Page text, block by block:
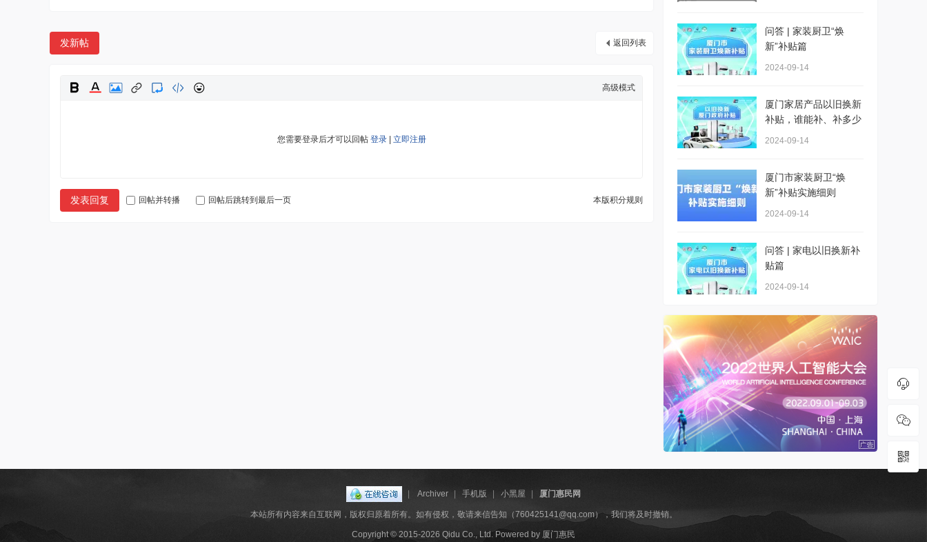
返回列表
发新帖
高级模式
您需要登录后才可以回帖 登录| 立即注册
本版积分规则
发表回复 回帖并转播 回帖后跳转到最后一页
问答 | 家装厨卫“焕
新”补贴篇
2024-09-14
厦门家居产品以旧换新
补贴，谁能补、补多少
2024-09-14
厦门市家装厨卫“焕
新”补贴实施细则
2024-09-14
问答 | 家电以旧换新补
贴篇
2024-09-14
Archiver 手机版 小黑屋 厦门惠民网
本站所有内容来自互联网，版权归原着所有。如有侵权，敬请来信告知（760425141@qq.com），我们将及时撤销。
Copyright © 2015-2026 Qidu Co., Ltd. Powered by 厦门惠民